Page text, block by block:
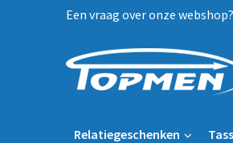
Een vraag over onze
Relatiegeschenken